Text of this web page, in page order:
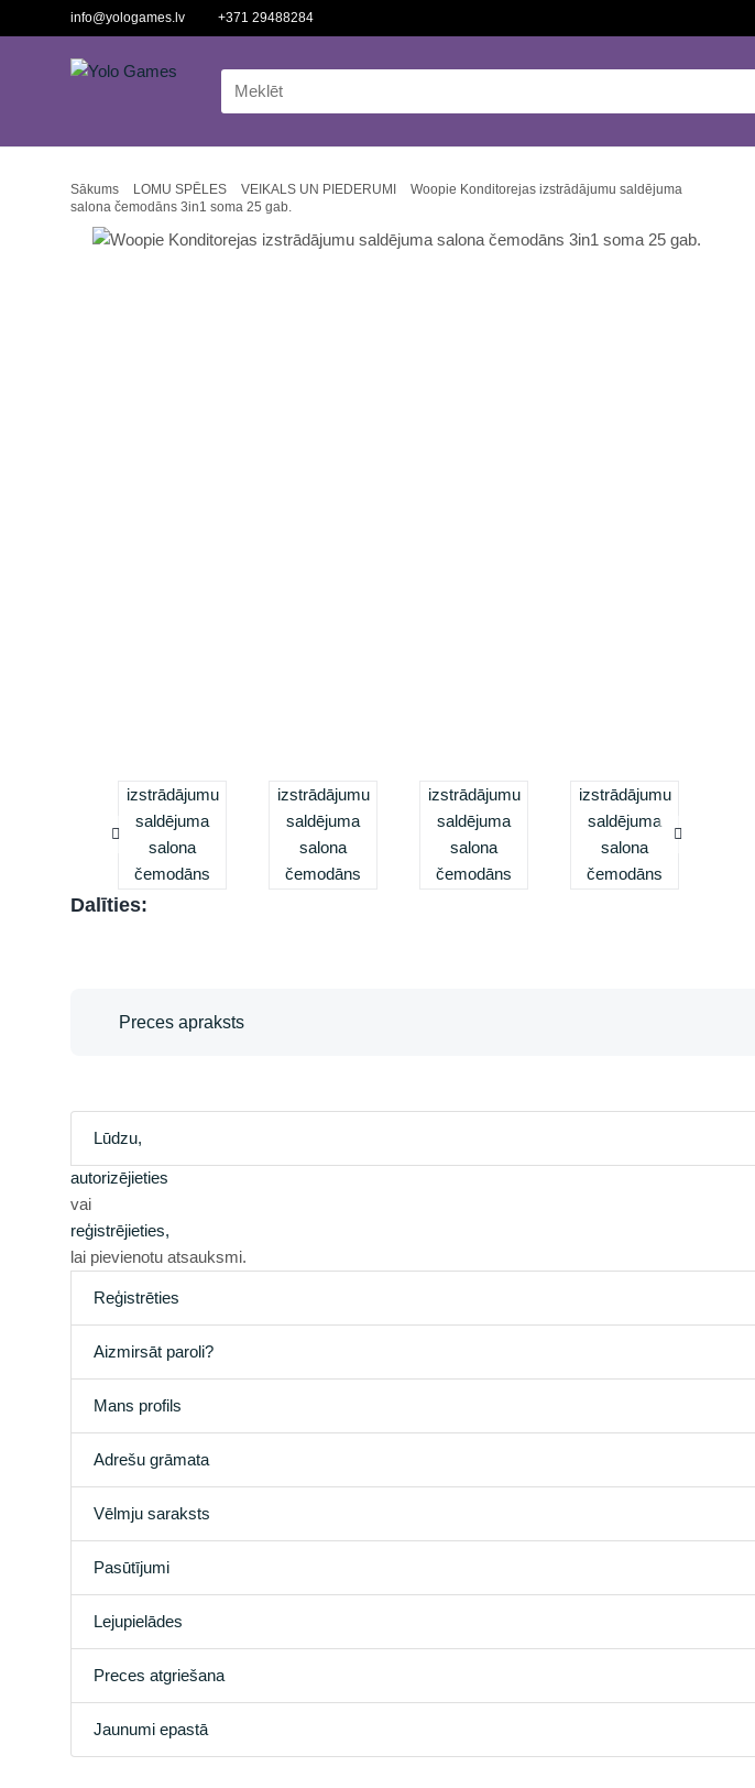
info@yologames.lv +371 29488284
Sākums LOMU SPĒLES VEIKALS UN PIEDERUMI
Woopie Konditorejas izstrādājumu saldējuma
salona čemodāns 3in1 soma 25 gab.
Dalīties:
Preces apraksts
Lūdzu,
autorizējieties
vai
reģistrējieties,
lai pievienotu atsauksmi.
Reģistrēties
Aizmirsāt paroli?
Mans profils
Adrešu grāmata
Vēlmju saraksts
Pasūtījumi
Lejupielādes
Preces atgriešana
Jaunumi epastā